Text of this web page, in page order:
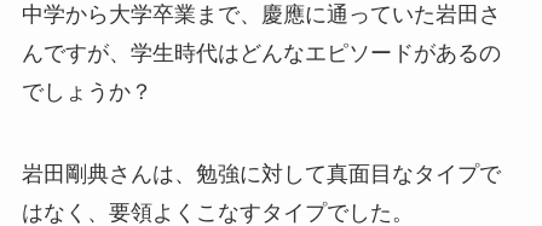
中学から大学卒業まで、慶應に通っていた岩田さ
んですが、学生時代はどんなエピソードがあるの
でしょうか？
岩田剛典さんは、勉強に対して真面目なタイプで
はなく、要領よくこなすタイプでした。